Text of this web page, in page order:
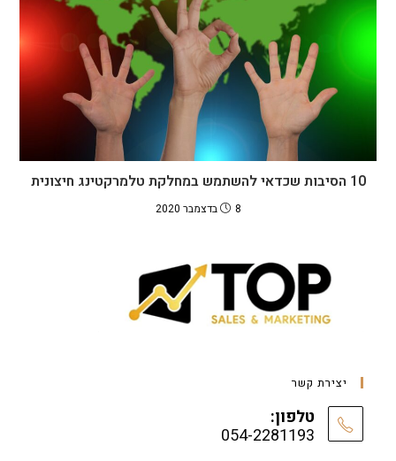
10 הסיבות שכדאי להשתמש במחלקת טלמרקטינג חיצונית
8 בדצמבר 2020
יצירת קשר
טלפון:
054-2281193